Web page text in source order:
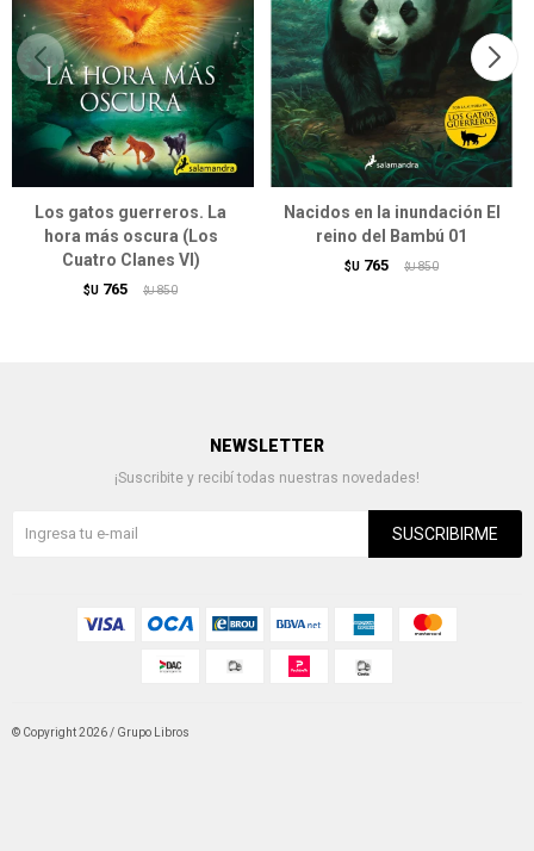
Los gatos guerreros. La
hora más oscura (Los
Cuatro Clanes VI)
$U 765 $U 850
Nacidos en la inundación El
reino del Bambú 01
$U 765 $U 850
NEWSLETTER
¡Suscribite y recibí todas nuestras novedades!
SUSCRIBIRME
© Copyright 2026 / Grupo Libros